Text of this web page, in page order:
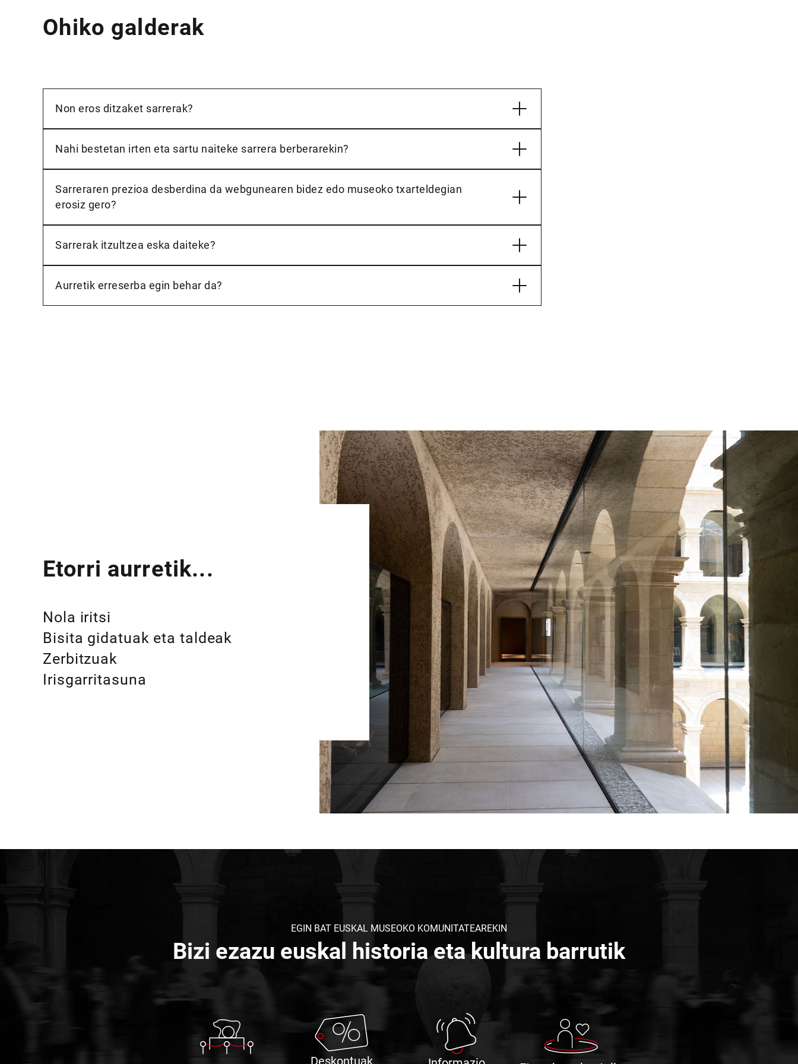
Ohiko galderak
Non eros ditzaket sarrerak?
Nahi bestetan irten eta sartu naiteke sarrera berberarekin?
Sarreraren prezioa desberdina da webgunearen bidez edo museoko txarteldegian
erosiz gero?
Sarrerak itzultzea eska daiteke?
Aurretik erreserba egin behar da?
Etorri aurretik...
Nola iritsi
Bisita gidatuak eta taldeak
Zerbitzuak
Irisgarritasuna
EGIN BAT EUSKAL MUSEOKO KOMUNITATEAREKIN
Bizi ezazu euskal historia eta kultura barrutik
Deskontuak
Deskontuak Informazio